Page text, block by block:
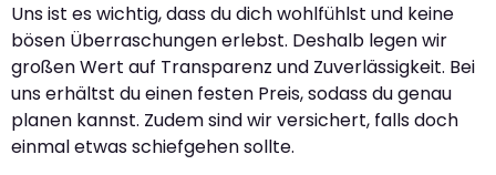
Uns ist es wichtig, dass du dich wohlfühlst und keine
bösen Überraschungen erlebst. Deshalb legen wir
großen Wert auf Transparenz und Zuverlässigkeit. Bei
uns erhältst du einen festen Preis, sodass du genau
planen kannst. Zudem sind wir versichert, falls doch
einmal etwas schiefgehen sollte.